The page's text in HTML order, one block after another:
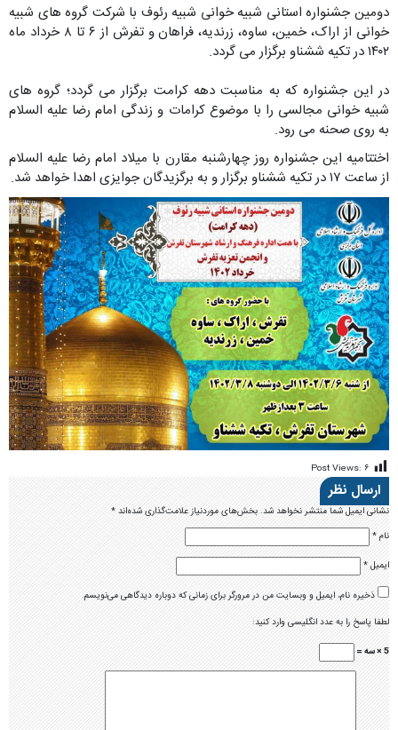
دومین جشنواره استانی شبیه خوانی شبیه رئوف با شرکت گروه های شبیه
خوانی از اراک، خمین، ساوه، زرندیه، فراهان و تفرش از ۶ تا ۸ خرداد ماه
۱۴۰۲ در تکیه ششناو برگزار می گردد.
در این جشنواره که به مناسبت دهه کرامت برگزار می گردد؛ گروه های
شبیه خوانی مجالسی را با موضوع کرامات و زندگی امام رضا علیه السلام
به روی صحنه می رود.
اختتامیه این جشنواره روز چهارشنبه مقارن با میلاد امام رضا علیه السلام
از ساعت ۱۷ در تکیه ششناو برگزار و به برگزیدگان جوایزی اهدا خواهد شد.
Post Views: ۶
ارسال نظر
نشانی ایمیل شما منتشر نخواهد شد.بخش‌های موردنیاز علامت‌گذاری شده‌اند*
نام*
ایمیل*
ذخیره نام، ایمیل و وبسایت من در مرورگر برای زمانی که دوباره دیدگاهی می‌نویسم.
لطفا پاسخ را به عدد انگلیسی وارد کنید:
5 × سه =